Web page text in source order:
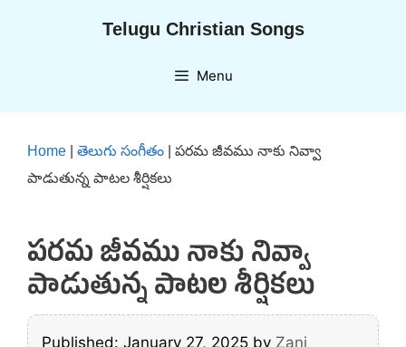
Telugu Christian Songs
Menu
Home తెలుగు సంగీతం
పరమ జీవము నాకు నివ్వా
పాడుతున్న పాటల శీర్షికలు
పరమ జీవము నాకు నివ్వా
పాడుతున్న పాటల శీర్షికలు
Published: January 27, 2025 by Zani